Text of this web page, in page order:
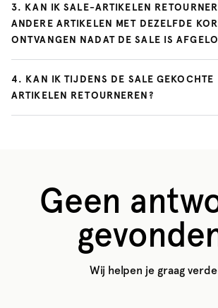
3. KAN IK SALE-ARTIKELEN
ANDERE ARTIKELEN MET DEZELFDE
ONTVANGEN NADAT DE SALE IS
4. KAN IK TIJDENS DE SALE GEKOCHTE
ARTIKELEN RETOURNEREN?
Geen
Wij helpen je graag